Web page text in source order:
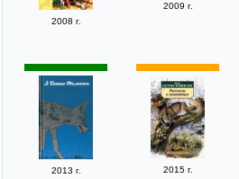
2008 г.
2009 г.
2013 г. 2015 г.